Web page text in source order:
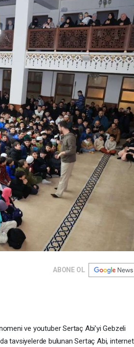
ABONE OL
ve youtuber Sertaç Abi’yi Gebzeli
tavsiyelerde bulunan Sertaç Abi, internet